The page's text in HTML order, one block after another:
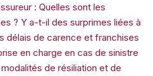
: Quelles sont les
? Y a-t-il des surprimes liées à
délais de carence et franchises
en charge en cas de sinistre
de résiliation et de